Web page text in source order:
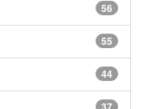
56
55
44